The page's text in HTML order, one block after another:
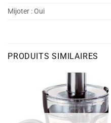
Mijoter :Oui
PRODUITS SIMILAIRES